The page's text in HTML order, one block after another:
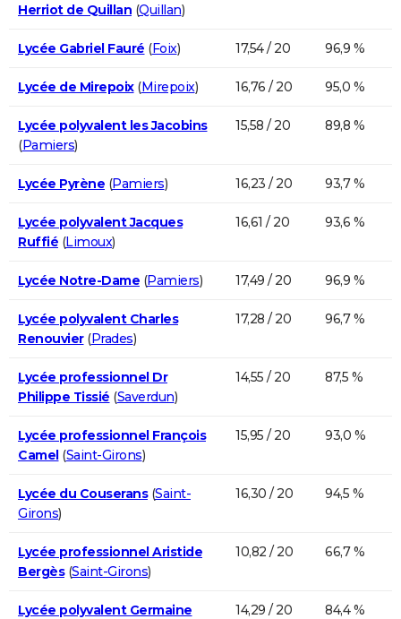
Herriot de Quillan (Quillan)
Lycée Gabriel Fauré (Foix) 17,54 / 20 96,9 %
Lycée de Mirepoix(Mirepoix) 16,76 / 20 95,0 %
Lycée polyvalent les Jacobins
(Pamiers)
15,58 / 20 89,8 %
Lycée Pyrène (Pamiers) 16,23 / 20 93,7 %
Lycée polyvalent Jacques
Ruffié (Limoux)
16,61 / 20 93,6 %
Lycée Notre-Dame (Pamiers) 17,49 / 20 96,9 %
Lycée polyvalent Charles
Renouvier(Prades)
17,28 / 20 96,7 %
Lycée professionnel Dr
Philippe Tissié (Saverdun)
14,55 / 20 87,5 %
Lycée professionnel François
Camel(Saint-Girons)
15,95 / 20 93,0 %
Lycée du Couserans(Saint-
Girons)
16,30 / 20 94,5 %
Lycée professionnel Aristide
Bergès(Saint-Girons)
10,82 / 20 66,7 %
Lycée polyvalent Germaine
14,29 / 20 84,4 %